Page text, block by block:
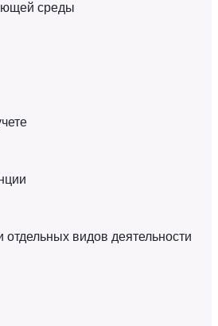
среды
видов деятельности